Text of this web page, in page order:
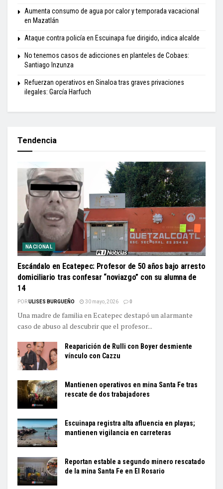
Aumenta consumo de agua por calor y temporada vacacional
en Mazatlán
Ataque contra policía en Escuinapa fue dirigido, indica alcalde
No tenemos casos de adicciones en planteles de Cobaes:
Santiago Inzunza
Refuerzan operativos en Sinaloa tras graves privaciones
ilegales: García Harfuch
Tendencia
NACIONAL
Escándalo en Ecatepec: Profesor de 50 años bajo arresto
domiciliario tras confesar “noviazgo” con su alumna de
14
PORULISES BURGUEÑO 30 mayo, 2026 0
Una madre de familia en Ecatepec destapó un alarmante
caso de abuso al descubrir que el profesor...
Reaparición de Rulli con Boyer desmiente
vínculo con Cazzu
Mantienen operativos en mina Santa Fe tras
rescate de dos trabajadores
Escuinapa registra alta afluencia en playas;
mantienen vigilancia en carreteras
Reportan estable a segundo minero rescatado
de la mina Santa Fe en El Rosario